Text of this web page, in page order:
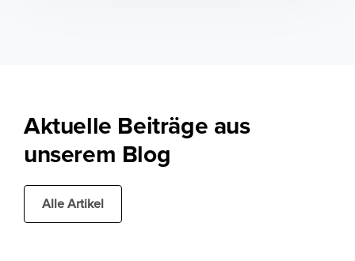
Aktuelle Beiträge aus
unserem Blog
Alle Artikel